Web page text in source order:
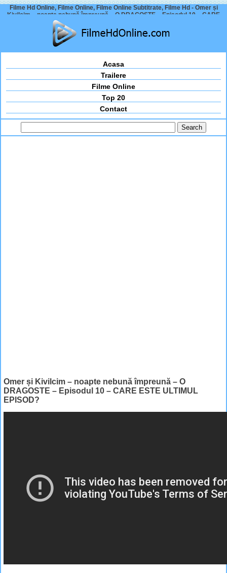
Filme Hd Online, Filme Online, Filme Online Subtitrate, Filme Hd - Omer și
Kivilcim – noapte nebună împreună – O DRAGOSTE – Episodul 10 – CARE
Acasa
Trailere
Filme Online
Top 20
Contact
Omer și Kivilcim – noapte nebună împreună – O
DRAGOSTE – Episodul 10 – CARE ESTE ULTIMUL
EPISOD?